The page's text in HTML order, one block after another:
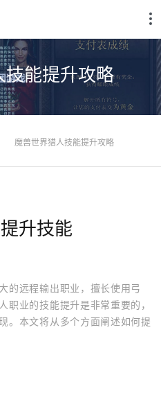
能提升攻略
魔兽世界猎人技能提升攻略
升技能
的远程输出职业，擅长使用弓
职业的技能提升是非常重要的，
。本文将从多个方面阐述如何提